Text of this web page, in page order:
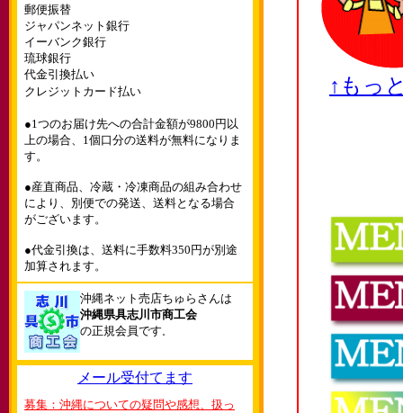
郵便振替
ジャパンネット銀行
イーバンク銀行
琉球銀行
代金引換払い
クレジットカード払い
●1つのお届け先への合計金額が9800円以
上の場合、1個口分の送料が無料になりま
す。
●産直商品、冷蔵・冷凍商品の組み合わせ
により、別便での発送、送料となる場合
がございます。
●代金引換は、送料に手数料350円が別途
加算されます。
沖縄ネット売店ちゅらさんは
沖縄県具志川市商工会
の正規会員です。
メール受付てます
募集：沖縄についての疑問や感想、扱っ
↑もっ